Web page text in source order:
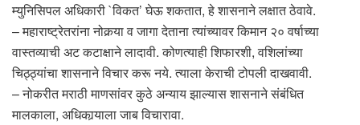
म्युनिसिपल अधिकारी `विकत’ घेऊ शकतात, हे शासनाने लक्षात ठेवावे.
– महाराष्ट्रेतरांना नोकर्‍या व जागा देताना त्यांच्यावर किमान २० वर्षाच्या
वास्तव्याची अट कटाक्षाने लादावी. कोणत्याही शिफारशी, वशिलांच्या
चिठ्ठ्यांचा शासनाने विचार करू नये. त्याला केराची टोपली दाखवावी.
– नोकरीत मराठी माणसांवर कुठे अन्याय झाल्यास शासनाने संबंधित
मालकाला, अधिकार्‍याला जाब विचारावा.